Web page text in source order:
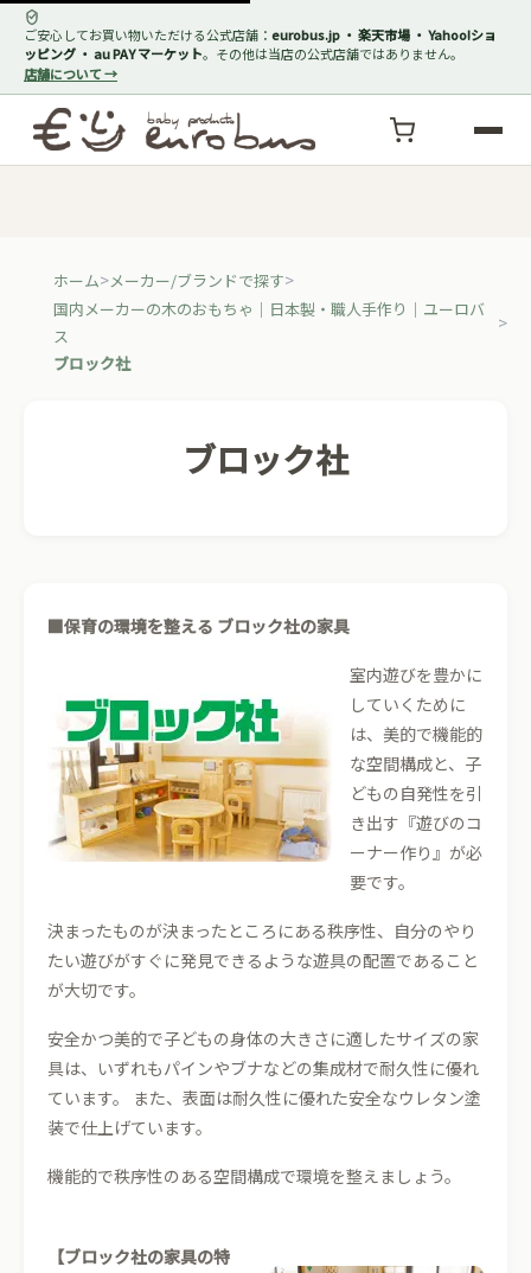
ご安心してお買い物いただける公式店舗： eurobus.jp ・ 楽天市場 ・ Yahoo!ショ
ッピング ・ au PAY マーケット。その他は当店の公式店舗ではありません。
店舗について →
ホーム メーカー/ブランドで探す
国内メーカーの木のおもちゃ｜日本製・職人手作り｜ユーロバ
ス
ブロック社
ブロック社
■保育の環境を整える ブロック社の家具
室内遊びを豊かに
していくために
は、美的で機能的
な空間構成と、子
どもの自発性を引
き出す『遊びのコ
ーナー作り』が必
要です。
決まったものが決まったところにある秩序性、自分のやり
たい遊びがすぐに発見できるような遊具の配置であること
が大切です。
安全かつ美的で子どもの身体の大きさに適したサイズの家
具は、いずれもパインやブナなどの集成材で耐久性に優れ
ています。 また、表面は耐久性に優れた安全なウレタン塗
装で仕上げています。
機能的で秩序性のある空間構成で環境を整えましょう。
【ブロック社の家具の特